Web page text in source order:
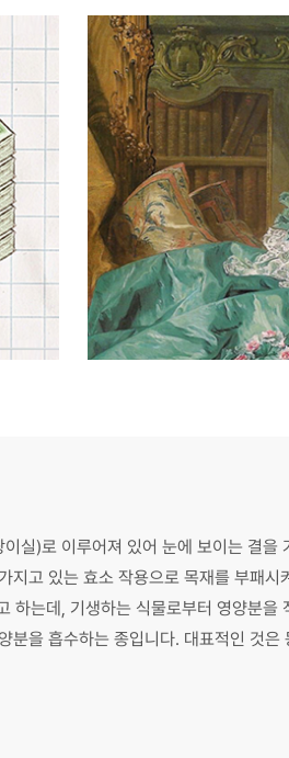
실)로 이루어져 있어 눈에 보이는 결을
고 있는 효소 작용으로 목재를 부패
는데, 기생하는 식물로부터 영양분
을 흡수하는 종입니다. 대표적인 것은